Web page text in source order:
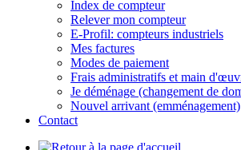
Index de compteur
Relever mon compteur
E-Profil: compteurs industriels
Mes factures
Modes de paiement
Frais administratifs et main
Je déménage (changement de
Nouvel arrivant (emménagement)
Contact